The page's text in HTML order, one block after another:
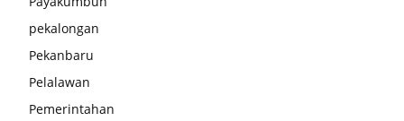
pekalongan
Pekanbaru
Pelalawan
Pemerintahan